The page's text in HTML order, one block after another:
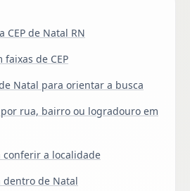
CEP de Natal RN
de CEP
Natal para orientar a busca
por rua, bairro ou logradouro em
conferir a localidade
dentro de Natal